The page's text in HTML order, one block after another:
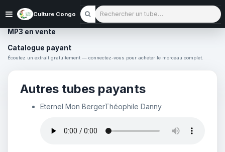
Culture Congo Rechercher un tube
MP3 en vente
Catalogue payant
Écoutez un extrait gratuitement — connectez-vous pour acheter le morceau complet.
Autres tubes payants
Eternel Mon BergerThéophile Danny